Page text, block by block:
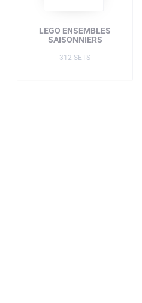
LEGO ENSEMBLES
SAISONNIERS
312 SETS